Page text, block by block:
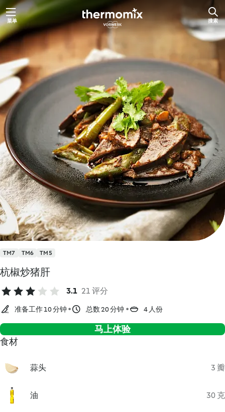
跳
至
内
容
菜单 搜索
TM7 TM6 TM5
杭椒炒猪肝
3.1 21 评分
准备工作 10 分钟 总数 20 分钟 4 人份
马上体验
食材
蒜头 3 瓣
油 30 克